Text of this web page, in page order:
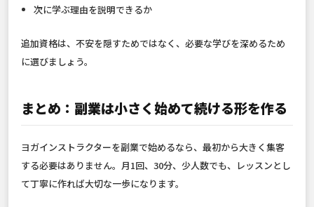
次に学ぶ理由を説明できるか
追加資格は、不安を隠すためではなく、必要な学びを深めるため
に選びましょう。
まとめ：副業は小さく始めて続ける形を作る
ヨガインストラクターを副業で始めるなら、最初から大きく集客
する必要はありません。月1回、30分、少人数でも、レッスンとし
て丁寧に作れば大切な一歩になります。